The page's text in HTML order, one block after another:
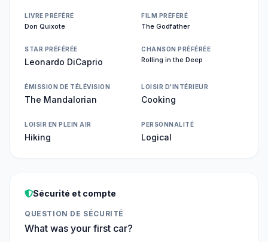
LIVRE PRÉFÉRÉ
Don Quixote
FILM PRÉFÉRÉ
The Godfather
STAR PRÉFÉRÉE
Leonardo DiCaprio
CHANSON PRÉFÉRÉE
Rolling in the Deep
ÉMISSION DE TÉLÉVISION
The Mandalorian
LOISIR D'INTÉRIEUR
Cooking
LOISIR EN PLEIN AIR
Hiking
PERSONNALITÉ
Logical
Sécurité et compte
QUESTION DE SÉCURITÉ
What was your first car?